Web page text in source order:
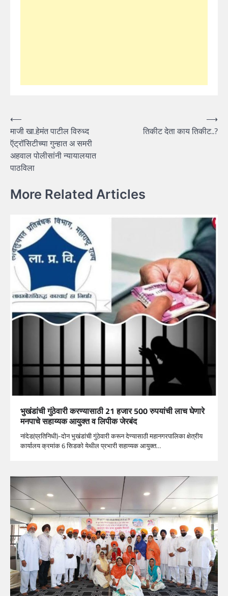
Post
navigation
⟵
माजी खा.हेमंत पाटील विरुध्द
ऍट्रॉसिटीच्या गुन्हात अ समरी
अहवाल पोलीसांनी न्यायालयात
पाठविला
तिकीट देता काय तिकीट..?
⟶
More Related Articles
भुखंडांची गुंठेवारी करण्यासाठी 21 हजार 500 रुपयांची लाच घेणारे
मनपाचे सहाय्यक आयुक्त व लिपीक जेरबंद
नांदेड(प्रतिनिधी)-दोन भुखंडांची गुंठेवारी करून देण्यासाठी महानगरपालिका क्षेत्रीय
कार्यालय क्रमांक 6 सिडको येथील प्रभारी सहाय्यक आयुक्त…